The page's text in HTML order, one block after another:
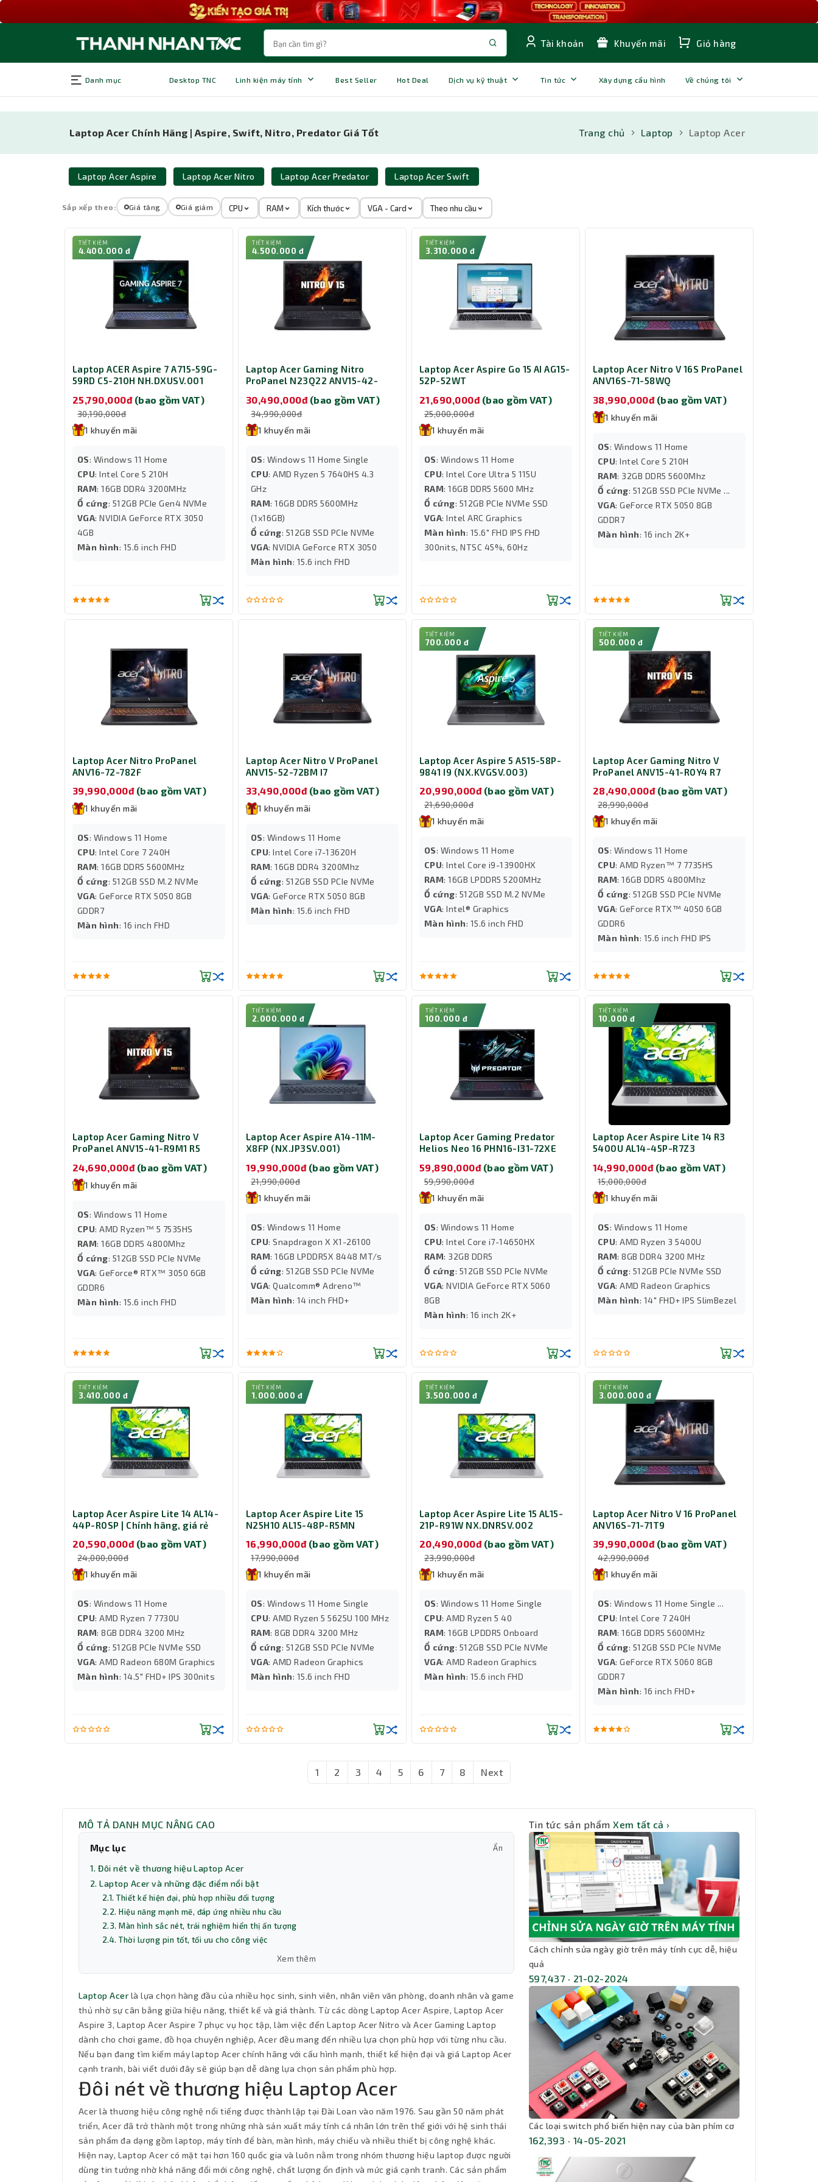
Tài khoản Khuyến mãi Giỏ hàng
Danh mục Desktop TNC Linh kiện máy tính Best Seller Hot Deal Dịch vụ kỹ thuật Tin tức Xây dựng cấu hình Về chúng tôi
Laptop Acer Chính Hãng | Aspire, Swift, Nitro, Predator Giá Tốt Trang chủ Laptop Laptop Acer
Laptop Acer Aspire Laptop Acer Nitro Laptop Acer Predator Laptop Acer Swift
Sắp xếp theo: Giá tăng Giá giảm CPU RAM Kích thước VGA - Card Theo nhu cầu
TIẾT KIỆM
4.400.000 đ
Laptop ACER Aspire 7 A715-59G-
59RD C5-210H NH.DXUSV.001
25,790,000đ (bao gồm VAT)
30,190,000đ
1 khuyến mãi
OS: Windows 11 Home
CPU: Intel Core 5 210H
RAM: 16GB DDR4 3200MHz
Ổ cứng: 512GB PCIe Gen4 NVMe
VGA: NVIDIA GeForce RTX 3050
4GB
Màn hình: 15.6 inch FHD
TIẾT KIỆM
4.500.000 đ
Laptop Acer Gaming Nitro
ProPanel N23Q22 ANV15-42-
30,490,000đ (bao gồm VAT)
34,990,000đ
1 khuyến mãi
OS: Windows 11 Home Single
CPU: AMD Ryzen 5 7640HS 4.3
GHz
RAM: 16GB DDR5 5600MHz
(1x16GB)
Ổ cứng: 512GB SSD PCIe NVMe
VGA: NVIDIA GeForce RTX 3050
Màn hình: 15.6 inch FHD
TIẾT KIỆM
3.310.000 đ
Laptop Acer Aspire Go 15 AI AG15-
52P-52WT
21,690,000đ (bao gồm VAT)
25,000,000đ
1 khuyến mãi
OS: Windows 11 Home
CPU: Intel Core Ultra 5 115U
RAM: 16GB DDR5 5600 MHz
Ổ cứng: 512GB PCIe NVMe SSD
VGA: Intel ARC Graphics
Màn hình: 15.6" FHD IPS FHD
300nits, NTSC 45%, 60Hz
Laptop Acer Nitro V 16S ProPanel
ANV16S-71-58WQ
38,990,000đ (bao gồm VAT)
1 khuyến mãi
OS: Windows 11 Home
CPU: Intel Core 5 210H
RAM: 32GB DDR5 5600Mhz
Ổ cứng: 512GB SSD PCIe NVMe ...
VGA: GeForce RTX 5050 8GB
GDDR7
Màn hình: 16 inch 2K+
Laptop Acer Nitro ProPanel
ANV16-72-782F
39,990,000đ (bao gồm VAT)
1 khuyến mãi
OS: Windows 11 Home
CPU: Intel Core 7 240H
RAM: 16GB DDR5 5600MHz
Ổ cứng: 512GB SSD M.2 NVMe
VGA: GeForce RTX 5050 8GB
GDDR7
Màn hình: 16 inch FHD
Laptop Acer Nitro V ProPanel
ANV15-52-72BM I7
33,490,000đ (bao gồm VAT)
1 khuyến mãi
OS: Windows 11 Home
CPU: Intel Core i7-13620H
RAM: 16GB DDR4 3200Mhz
Ổ cứng: 512GB SSD PCIe NVMe
VGA: GeForce RTX 5050 8GB
Màn hình: 15.6 inch FHD
TIẾT KIỆM
700.000 đ
Laptop Acer Aspire 5 A515-58P-
9841 I9 (NX.KVGSV.003)
20,990,000đ (bao gồm VAT)
21,690,000đ
1 khuyến mãi
OS: Windows 11 Home
CPU: Intel Core i9-13900HX
RAM: 16GB LPDDR5 5200MHz
Ổ cứng: 512GB SSD M.2 NVMe
VGA: Intel® Graphics
Màn hình: 15.6 inch FHD
TIẾT KIỆM
500.000 đ
Laptop Acer Gaming Nitro V
ProPanel ANV15-41-R0Y4 R7
28,490,000đ (bao gồm VAT)
28,990,000đ
1 khuyến mãi
OS: Windows 11 Home
CPU: AMD Ryzen™ 7 7735HS
RAM: 16GB DDR5 4800Mhz
Ổ cứng: 512GB SSD PCIe NVMe
VGA: GeForce RTX™ 4050 6GB
GDDR6
Màn hình: 15.6 inch FHD IPS
Laptop Acer Gaming Nitro V
ProPanel ANV15-41-R9M1 R5
24,690,000đ (bao gồm VAT)
1 khuyến mãi
OS: Windows 11 Home
CPU: AMD Ryzen™ 5 7535HS
RAM: 16GB DDR5 4800Mhz
Ổ cứng: 512GB SSD PCIe NVMe
VGA: GeForce® RTX™ 3050 6GB
GDDR6
Màn hình: 15.6 inch FHD
TIẾT KIỆM
2.000.000 đ
Laptop Acer Aspire A14-11M-
X8FP (NX.JP3SV.001)
19,990,000đ (bao gồm VAT)
21,990,000đ
1 khuyến mãi
OS: Windows 11 Home
CPU: Snapdragon X X1-26100
RAM: 16GB LPDDR5X 8448 MT/s
Ổ cứng: 512GB SSD PCIe NVMe
VGA: Qualcomm® Adreno™
Màn hình: 14 inch FHD+
TIẾT KIỆM
100.000 đ
Laptop Acer Gaming Predator
Helios Neo 16 PHN16-I31-72XE
59,890,000đ (bao gồm VAT)
59,990,000đ
1 khuyến mãi
OS: Windows 11 Home
CPU: Intel Core i7-14650HX
RAM: 32GB DDR5
Ổ cứng: 512GB SSD PCIe NVMe
VGA: NVIDIA GeForce RTX 5060
8GB
Màn hình: 16 inch 2K+
TIẾT KIỆM
10.000 đ
Laptop Acer Aspire Lite 14 R3
5400U AL14-45P-R7Z3
14,990,000đ (bao gồm VAT)
15,000,000đ
1 khuyến mãi
OS: Windows 11 Home
CPU: AMD Ryzen 3 5400U
RAM: 8GB DDR4 3200 MHz
Ổ cứng: 512GB PCIe NVMe SSD
VGA: AMD Radeon Graphics
Màn hình: 14" FHD+ IPS SlimBezel
TIẾT KIỆM
3.410.000 đ
Laptop Acer Aspire Lite 14 AL14-
44P-R0SP | Chính hãng, giá rẻ
20,590,000đ (bao gồm VAT)
24,000,000đ
1 khuyến mãi
OS: Windows 11 Home
CPU: AMD Ryzen 7 7730U
RAM: 8GB DDR4 3200 MHz
Ổ cứng: 512GB PCIe NVMe SSD
VGA: AMD Radeon 680M Graphics
Màn hình: 14.5" FHD+ IPS 300nits
TIẾT KIỆM
1.000.000 đ
Laptop Acer Aspire Lite 15
N25H10 AL15-48P-R5MN
16,990,000đ (bao gồm VAT)
17,990,000đ
1 khuyến mãi
OS: Windows 11 Home Single
CPU: AMD Ryzen 5 5625U 100 MHz
RAM: 8GB DDR4 3200 MHz
Ổ cứng: 512GB SSD PCIe NVMe
VGA: AMD Radeon Graphics
Màn hình: 15.6 inch FHD
TIẾT KIỆM
3.500.000 đ
Laptop Acer Aspire Lite 15 AL15-
21P-R91W NX.DNRSV.002
20,490,000đ (bao gồm VAT)
23,990,000đ
1 khuyến mãi
OS: Windows 11 Home Single
CPU: AMD Ryzen 5 40
RAM: 16GB LPDDR5 Onboard
Ổ cứng: 512GB SSD PCIe NVMe
VGA: AMD Radeon Graphics
Màn hình: 15.6 inch FHD
TIẾT KIỆM
3.000.000 đ
Laptop Acer Nitro V 16 ProPanel
ANV16S-71-71T9
39,990,000đ (bao gồm VAT)
42,990,000đ
1 khuyến mãi
OS: Windows 11 Home Single ...
CPU: Intel Core 7 240H
RAM: 16GB DDR5 5600MHz
Ổ cứng: 512GB SSD PCIe NVMe
VGA: GeForce RTX 5060 8GB
GDDR7
Màn hình: 16 inch FHD+
1 2 3 4 5 6 7 8 Next
MÔ TẢ DANH MỤC NÂNG CAO
Mục lục Ẩn
1. Đôi nét về thương hiệu Laptop Acer
2. Laptop Acer và những đặc điểm nổi bật
2.1. Thiết kế hiện đại, phù hợp nhiều đối tượng
2.2. Hiệu năng mạnh mẽ, đáp ứng nhiều nhu cầu
2.3. Màn hình sắc nét, trải nghiệm hiển thị ấn tượng
2.4. Thời lượng pin tốt, tối ưu cho công việc
Xem thêm
Laptop Acerlà lựa chọn hàng đầu của nhiều học sinh, sinh viên, nhân viên văn phòng, doanh nhân và game
thủ nhờ sự cân bằng giữa hiệu năng, thiết kế và giá thành. Từ các dòng Laptop Acer Aspire, Laptop Acer
Aspire 3, Laptop Acer Aspire 7 phục vụ học tập, làm việc đến Laptop Acer Nitro và Acer Gaming Laptop
dành cho chơi game, đồ họa chuyên nghiệp, Acer đều mang đến nhiều lựa chọn phù hợp với từng nhu cầu.
Nếu bạn đang tìm kiếm máy laptop Acer chính hãng với cấu hình mạnh, thiết kế hiện đại và giá Laptop Acer
cạnh tranh, bài viết dưới đây sẽ giúp bạn dễ dàng lựa chọn sản phẩm phù hợp.
Đôi nét về thương hiệu Laptop Acer
Acer là thương hiệu công nghệ nổi tiếng được thành lập tại Đài Loan vào năm 1976. Sau gần 50 năm phát
triển, Acer đã trở thành một trong những nhà sản xuất máy tính cá nhân lớn trên thế giới với hệ sinh thái
sản phẩm đa dạng gồm laptop, máy tính để bàn, màn hình, máy chiếu và nhiều thiết bị công nghệ khác.
Hiện nay, Laptop Acer có mặt tại hơn 160 quốc gia và luôn nằm trong nhóm thương hiệu laptop được người
dùng tin tưởng nhờ khả năng đổi mới công nghệ, chất lượng ổn định và mức giá cạnh tranh. Các sản phẩm
Tin tức sản phẩm Xem tất cả ›
Cách chỉnh sửa ngày giờ trên máy tính cực dễ, hiệu
quả
597,437 · 21-02-2024
Các loại switch phổ biến hiện nay của bàn phím cơ
162,393 · 14-05-2021